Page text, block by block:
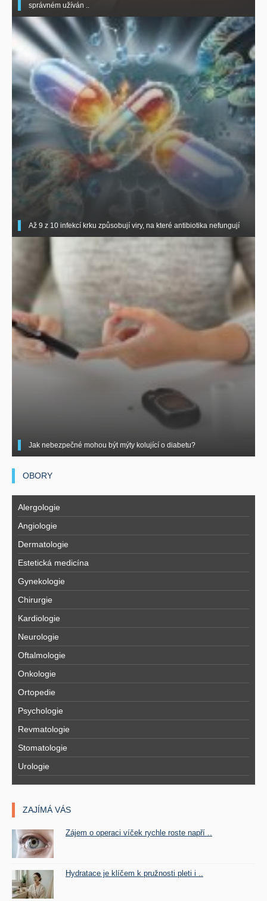
správném užíván ..
Až 9 z 10 infekcí krku způsobují viry, na které antibiotika nefungují
Jak nebezpečné mohou být mýty kolující o diabetu?
OBORY
Alergologie
Angiologie
Dermatologie
Estetická medicína
Gynekologie
Chirurgie
Kardiologie
Neurologie
Oftalmologie
Onkologie
Ortopedie
Psychologie
Revmatologie
Stomatologie
Urologie
ZAJÍMÁ VÁS
Zájem o operaci víček rychle roste napří ..
Hydratace je klíčem k pružnosti pleti i ..